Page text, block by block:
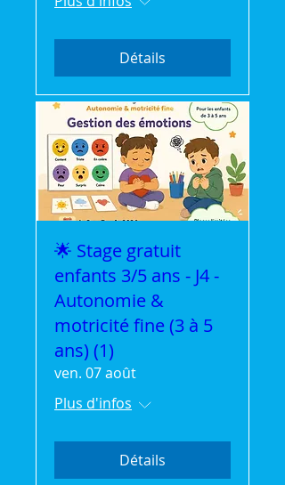
Détails
🌟 Stage gratuit
enfants 3/5 ans - J4 -
Autonomie &
motricité fine (3 à 5
ans) (1)
ven. 07 août
Plus d'infos
Détails